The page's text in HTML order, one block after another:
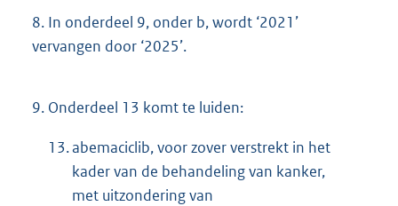
8. In onderdeel 9, onder b, wordt ‘2021’
vervangen door ‘2025’.
9. Onderdeel 13 komt te luiden:
13.abemaciclib, voor zover verstrekt in het
kader van de behandeling van kanker,
met uitzondering van